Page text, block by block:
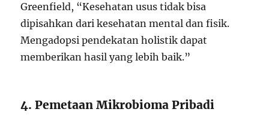
Greenfield, “Kesehatan usus tidak bisa
dipisahkan dari kesehatan mental dan fisik.
Mengadopsi pendekatan holistik dapat
memberikan hasil yang lebih baik.”
4. Pemetaan Mikrobioma Pribadi